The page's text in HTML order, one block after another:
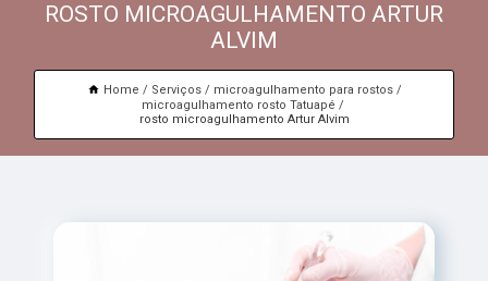
ROSTO MICROAGULHAMENTO ARTUR
ALVIM
Home Serviços
microagulhamento para rostos
microagulhamento rosto Tatuapé
rosto microagulhamento Artur Alvim